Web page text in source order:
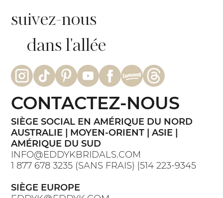
suivez-nous
dans l'allée
SIÈGE SOCIAL EN AMÉRIQUE DU NORD
AUSTRALIE | MOYEN-ORIENT | ASIE |
AMÉRIQUE DU SUD
INFO@EDDYKBRIDALS.COM
1 877 678 3235 (SANS FRAIS) |514 223-9345
SIÈGE EUROPE
CONTACTEZ-NOUS